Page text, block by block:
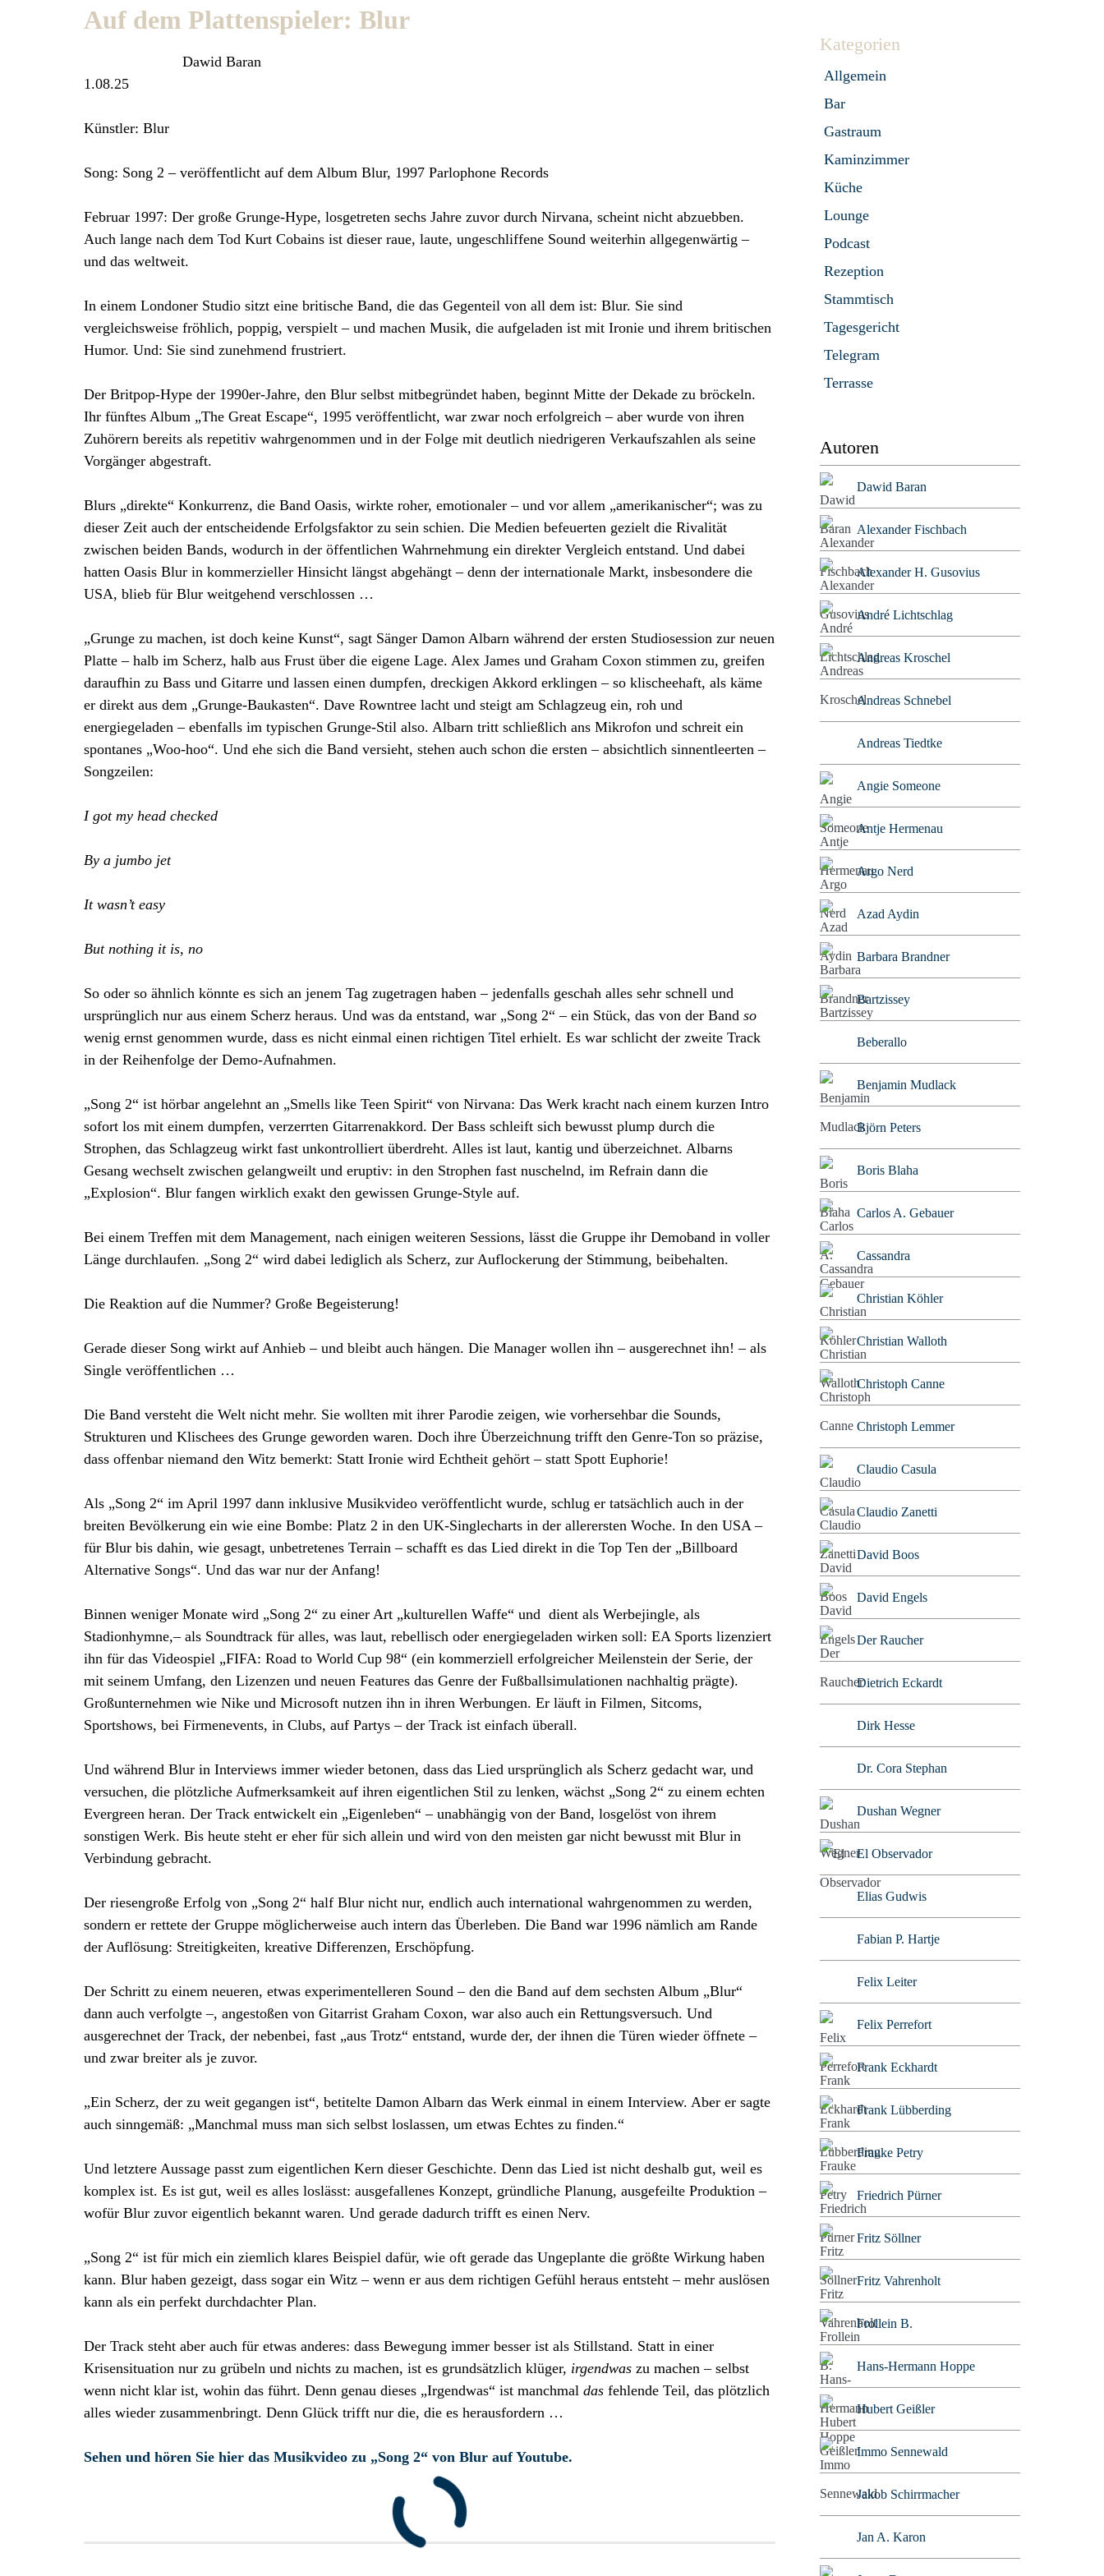
Auf dem Plattenspieler: Blur
Dawid Baran
1.08.25
Künstler: Blur
Song: Song 2 – veröffentlicht auf dem Album Blur, 1997 Parlophone Records
Februar 1997: Der große Grunge-Hype, losgetreten sechs Jahre zuvor durch Nirvana, scheint nicht abzuebben.
Auch lange nach dem Tod Kurt Cobains ist dieser raue, laute, ungeschliffene Sound weiterhin allgegenwärtig –
und das weltweit.
In einem Londoner Studio sitzt eine britische Band, die das Gegenteil von all dem ist: Blur. Sie sind
vergleichsweise fröhlich, poppig, verspielt – und machen Musik, die aufgeladen ist mit Ironie und ihrem britischen
Humor. Und: Sie sind zunehmend frustriert.
Der Britpop-Hype der 1990er-Jahre, den Blur selbst mitbegründet haben, beginnt Mitte der Dekade zu bröckeln.
Ihr fünftes Album „The Great Escape“, 1995 veröffentlicht, war zwar noch erfolgreich – aber wurde von ihren
Zuhörern bereits als repetitiv wahrgenommen und in der Folge mit deutlich niedrigeren Verkaufszahlen als seine
Vorgänger abgestraft.
Blurs „direkte“ Konkurrenz, die Band Oasis, wirkte roher, emotionaler – und vor allem „amerikanischer“; was zu
dieser Zeit auch der entscheidende Erfolgsfaktor zu sein schien. Die Medien befeuerten gezielt die Rivalität
zwischen beiden Bands, wodurch in der öffentlichen Wahrnehmung ein direkter Vergleich entstand. Und dabei
hatten Oasis Blur in kommerzieller Hinsicht längst abgehängt – denn der internationale Markt, insbesondere die
USA, blieb für Blur weitgehend verschlossen …
„Grunge zu machen, ist doch keine Kunst“, sagt Sänger Damon Albarn während der ersten Studiosession zur neuen
Platte – halb im Scherz, halb aus Frust über die eigene Lage. Alex James und Graham Coxon stimmen zu, greifen
daraufhin zu Bass und Gitarre und lassen einen dumpfen, dreckigen Akkord erklingen – so klischeehaft, als käme
er direkt aus dem „Grunge-Baukasten“. Dave Rowntree lacht und steigt am Schlagzeug ein, roh und
energiegeladen – ebenfalls im typischen Grunge-Stil also. Albarn tritt schließlich ans Mikrofon und schreit ein
spontanes „Woo-hoo“. Und ehe sich die Band versieht, stehen auch schon die ersten – absichtlich sinnentleerten –
Songzeilen:
I got my head checked
By a jumbo jet
It wasn’t easy
But nothing it is, no
So oder so ähnlich könnte es sich an jenem Tag zugetragen haben – jedenfalls geschah alles sehr schnell und
ursprünglich nur aus einem Scherz heraus. Und was da entstand, war „Song 2“ – ein Stück, das von der Band so
wenig ernst genommen wurde, dass es nicht einmal einen richtigen Titel erhielt. Es war schlicht der zweite Track
in der Reihenfolge der Demo-Aufnahmen.
„Song 2“ ist hörbar angelehnt an „Smells like Teen Spirit“ von Nirvana: Das Werk kracht nach einem kurzen Intro
sofort los mit einem dumpfen, verzerrten Gitarrenakkord. Der Bass schleift sich bewusst plump durch die
Strophen, das Schlagzeug wirkt fast unkontrolliert überdreht. Alles ist laut, kantig und überzeichnet. Albarns
Gesang wechselt zwischen gelangweilt und eruptiv: in den Strophen fast nuschelnd, im Refrain dann die
„Explosion“. Blur fangen wirklich exakt den gewissen Grunge-Style auf.
Bei einem Treffen mit dem Management, nach einigen weiteren Sessions, lässt die Gruppe ihr Demoband in voller
Länge durchlaufen. „Song 2“ wird dabei lediglich als Scherz, zur Auflockerung der Stimmung, beibehalten.
Die Reaktion auf die Nummer? Große Begeisterung!
Gerade dieser Song wirkt auf Anhieb – und bleibt auch hängen. Die Manager wollen ihn – ausgerechnet ihn! – als
Single veröffentlichen …
Die Band versteht die Welt nicht mehr. Sie wollten mit ihrer Parodie zeigen, wie vorhersehbar die Sounds,
Strukturen und Klischees des Grunge geworden waren. Doch ihre Überzeichnung trifft den Genre-Ton so präzise,
dass offenbar niemand den Witz bemerkt: Statt Ironie wird Echtheit gehört – statt Spott Euphorie!
Als „Song 2“ im April 1997 dann inklusive Musikvideo veröffentlicht wurde, schlug er tatsächlich auch in der
breiten Bevölkerung ein wie eine Bombe: Platz 2 in den UK-Singlecharts in der allerersten Woche. In den USA –
für Blur bis dahin, wie gesagt, unbetretenes Terrain – schafft es das Lied direkt in die Top Ten der „Billboard
Alternative Songs“. Und das war nur der Anfang!
Binnen weniger Monate wird „Song 2“ zu einer Art „kulturellen Waffe“ und dient als Werbejingle, als
Stadionhymne,– als Soundtrack für alles, was laut, rebellisch oder energiegeladen wirken soll: EA Sports lizenziert
ihn für das Videospiel „FIFA: Road to World Cup 98“ (ein kommerziell erfolgreicher Meilenstein der Serie, der
mit seinem Umfang, den Lizenzen und neuen Features das Genre der Fußballsimulationen nachhaltig prägte).
Großunternehmen wie Nike und Microsoft nutzen ihn in ihren Werbungen. Er läuft in Filmen, Sitcoms,
Sportshows, bei Firmenevents, in Clubs, auf Partys – der Track ist einfach überall.
Und während Blur in Interviews immer wieder betonen, dass das Lied ursprünglich als Scherz gedacht war, und
versuchen, die plötzliche Aufmerksamkeit auf ihren eigentlichen Stil zu lenken, wächst „Song 2“ zu einem echten
Evergreen heran. Der Track entwickelt ein „Eigenleben“ – unabhängig von der Band, losgelöst von ihrem
sonstigen Werk. Bis heute steht er eher für sich allein und wird von den meisten gar nicht bewusst mit Blur in
Verbindung gebracht.
Der riesengroße Erfolg von „Song 2“ half Blur nicht nur, endlich auch international wahrgenommen zu werden,
sondern er rettete der Gruppe möglicherweise auch intern das Überleben. Die Band war 1996 nämlich am Rande
der Auflösung: Streitigkeiten, kreative Differenzen, Erschöpfung.
Der Schritt zu einem neueren, etwas experimentelleren Sound – den die Band auf dem sechsten Album „Blur“
dann auch verfolgte –, angestoßen von Gitarrist Graham Coxon, war also auch ein Rettungsversuch. Und
ausgerechnet der Track, der nebenbei, fast „aus Trotz“ entstand, wurde der, der ihnen die Türen wieder öffnete –
und zwar breiter als je zuvor.
„Ein Scherz, der zu weit gegangen ist“, betitelte Damon Albarn das Werk einmal in einem Interview. Aber er sagte
auch sinngemäß: „Manchmal muss man sich selbst loslassen, um etwas Echtes zu finden.“
Und letztere Aussage passt zum eigentlichen Kern dieser Geschichte. Denn das Lied ist nicht deshalb gut, weil es
komplex ist. Es ist gut, weil es alles loslässt: ausgefallenes Konzept, gründliche Planung, ausgefeilte Produktion –
wofür Blur zuvor eigentlich bekannt waren. Und gerade dadurch trifft es einen Nerv.
„Song 2“ ist für mich ein ziemlich klares Beispiel dafür, wie oft gerade das Ungeplante die größte Wirkung haben
kann. Blur haben gezeigt, dass sogar ein Witz – wenn er aus dem richtigen Gefühl heraus entsteht – mehr auslösen
kann als ein perfekt durchdachter Plan.
Der Track steht aber auch für etwas anderes: dass Bewegung immer besser ist als Stillstand. Statt in einer
Krisensituation nur zu grübeln und nichts zu machen, ist es grundsätzlich klüger, irgendwas zu machen – selbst
wenn nicht klar ist, wohin das führt. Denn genau dieses „Irgendwas“ ist manchmal das fehlende Teil, das plötzlich
alles wieder zusammenbringt. Denn Glück trifft nur die, die es herausfordern …
Sehen und hören Sie hier das Musikvideo zu „Song 2“ von Blur auf Youtube.
Kategorien
Allgemein
Bar
Gastraum
Kaminzimmer
Küche
Lounge
Podcast
Rezeption
Stammtisch
Tagesgericht
Telegram
Terrasse
Autoren
Dawid Baran
Alexander Fischbach
Alexander H. Gusovius
André Lichtschlag
Andreas Kroschel
Andreas Schnebel
Andreas Tiedtke
Angie Someone
Antje Hermenau
Argo Nerd
Azad Aydin
Barbara Brandner
Bartzissey
Beberallo
Benjamin Mudlack
Björn Peters
Boris Blaha
Carlos A. Gebauer
Cassandra
Christian Köhler
Christian Walloth
Christoph Canne
Christoph Lemmer
Claudio Casula
Claudio Zanetti
David Boos
David Engels
Der Raucher
Dietrich Eckardt
Dirk Hesse
Dr. Cora Stephan
Dushan Wegner
El Observador
Elias Gudwis
Fabian P. Hartje
Felix Leiter
Felix Perrefort
Frank Eckhardt
Frank Lübberding
Frauke Petry
Friedrich Pürner
Fritz Söllner
Fritz Vahrenholt
Frollein B.
Hans-Hermann Hoppe
Hubert Geißler
Immo Sennewald
Jakob Schirrmacher
Jan A. Karon